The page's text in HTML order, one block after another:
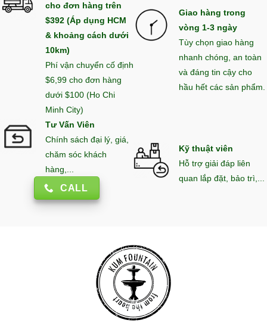
cho đơn hàng trên
$392 (Áp dụng HCM
& khoảng cách dưới
10km)
Phí vận chuyển cố định
$6,99 cho đơn hàng
dưới $100 (Ho Chi
Minh City)
Giao hàng trong
vòng 1-3 ngày
Tùy chọn giao hàng
nhanh chóng, an toàn
và đáng tin cậy cho
hầu hết các sản phẩm.
Tư Vấn Viên
Chính sách đại lý, giá,
chăm sóc khách
hàng,...
CALL
Kỹ thuật viên
Hỗ trợ giải đáp liên
quan lắp đặt, bảo trì,...